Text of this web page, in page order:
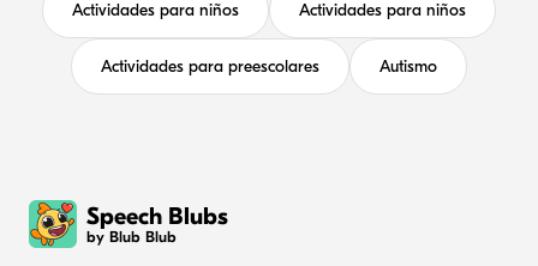
Actividades para niños Actividades para niños
Actividades para preescolares Autismo
Speech Blubs
by Blub Blub